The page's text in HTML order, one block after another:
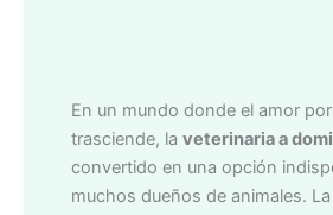
En un mundo donde el amor
trasciende, la veterinaria a
convertido en una opción
muchos dueños de animales.